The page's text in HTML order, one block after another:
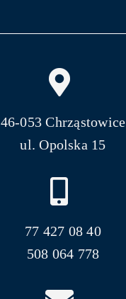
46-053 Chrząstowice
ul. Opolska 15
77 427 08 40
508 064 778